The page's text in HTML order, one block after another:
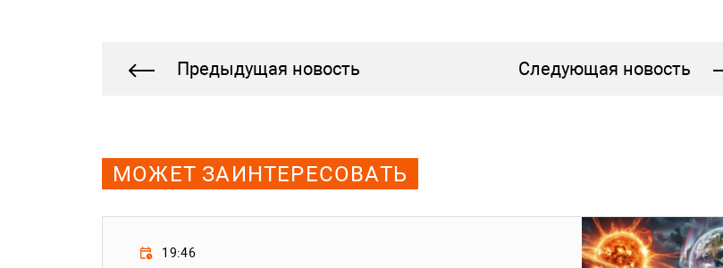
Предыдущая новость Следующая новость
МОЖЕТ ЗАИНТЕРЕСОВАТЬ
19:46